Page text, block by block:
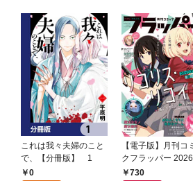
これは我々夫婦のこと
で、【分冊版】 1
0
【電子版】月刊コ
クフラッパー 2026
月号730